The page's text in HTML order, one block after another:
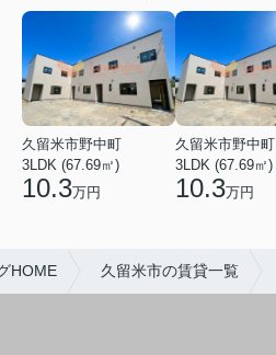
久留米市野中町
3LDK (67.69㎡)
10.3万円
久留米市野中町
3LDK (67.69㎡)
10.3万円
HOME 久留米市の賃貸一覧